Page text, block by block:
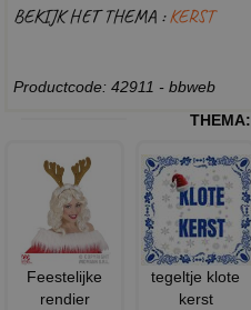
BEKIJK HET THEMA :KERST
Productcode: 42911 - bbweb
THEMA:
Feestelijke
rendier
tegeltje klote
kerst